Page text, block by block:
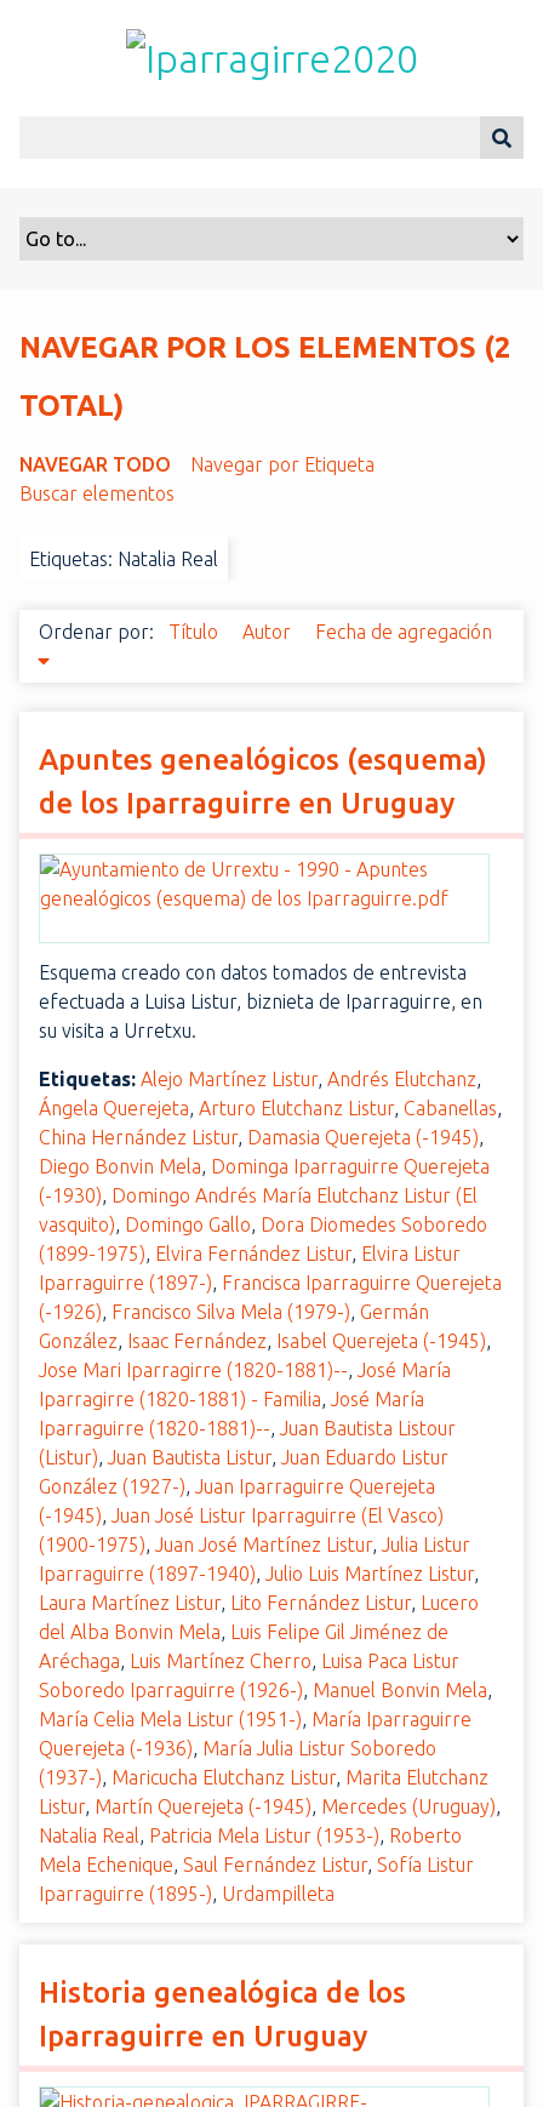
NAVEGAR POR LOS ELEMENTOS (2
TOTAL)
NAVEGAR TODO
Navegar por Etiqueta
Buscar elementos
Etiquetas: Natalia Real
Ordenar por: Título Autor Fecha de agregación
Apuntes genealógicos (esquema)
de los Iparraguirre en Uruguay
Esquema creado con datos tomados de entrevista
efectuada a Luisa Listur, biznieta de Iparraguirre, en
su visita a Urretxu.
Etiquetas: Alejo Martínez Listur, Andrés Elutchanz,
Ángela Querejeta, Arturo Elutchanz Listur, Cabanellas,
China Hernández Listur, Damasia Querejeta (-1945),
Diego Bonvin Mela, Dominga Iparraguirre Querejeta
(-1930), Domingo Andrés María Elutchanz Listur (El
vasquito), Domingo Gallo, Dora Diomedes Soboredo
(1899-1975), Elvira Fernández Listur, Elvira Listur
Iparraguirre (1897-), Francisca Iparraguirre Querejeta
(-1926), Francisco Silva Mela (1979-), Germán
González, Isaac Fernández, Isabel Querejeta (-1945),
Jose Mari Iparragirre (1820-1881)--, José María
Iparragirre (1820-1881) - Familia, José María
Iparraguirre (1820-1881)--, Juan Bautista Listour
(Listur), Juan Bautista Listur, Juan Eduardo Listur
González (1927-), Juan Iparraguirre Querejeta
(-1945), Juan José Listur Iparraguirre (El Vasco)
(1900-1975), Juan José Martínez Listur, Julia Listur
Iparraguirre (1897-1940), Julio Luis Martínez Listur,
Laura Martínez Listur, Lito Fernández Listur, Lucero
del Alba Bonvin Mela, Luis Felipe Gil Jiménez de
Aréchaga, Luis Martínez Cherro, Luisa Paca Listur
Soboredo Iparraguirre (1926-), Manuel Bonvin Mela,
María Celia Mela Listur (1951-), María Iparraguirre
Querejeta (-1936), María Julia Listur Soboredo
(1937-), Maricucha Elutchanz Listur, Marita Elutchanz
Listur, Martín Querejeta (-1945), Mercedes (Uruguay),
Natalia Real, Patricia Mela Listur (1953-), Roberto
Mela Echenique, Saul Fernández Listur, Sofía Listur
Iparraguirre (1895-), Urdampilleta
Historia genealógica de los
Iparraguirre en Uruguay